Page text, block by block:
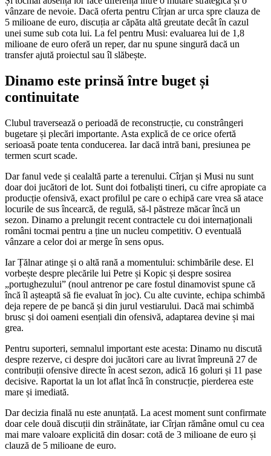
vânzare de nevoie. Dacă oferta pentru Cîrjan ar urca spre clauza de
5 milioane de euro, discuția ar căpăta altă greutate decât în cazul
unei sume sub cota lui. La fel pentru Musi: evaluarea lui de 1,8
milioane de euro oferă un reper, dar nu spune singură dacă un
transfer ajută proiectul sau îl slăbește.
Dinamo este prinsă între buget și
continuitate
Clubul traversează o perioadă de reconstrucție, cu constrângeri
bugetare și plecări importante. Asta explică de ce orice ofertă
serioasă poate tenta conducerea. Iar dacă intră bani, presiunea pe
termen scurt scade.
Dar fanul vede și cealaltă parte a terenului. Cîrjan și Musi nu sunt
doar doi jucători de lot. Sunt doi fotbaliști tineri, cu cifre apropiate ca
producție ofensivă, exact profilul pe care o echipă care vrea să atace
locurile de sus încearcă, de regulă, să-l păstreze măcar încă un
sezon. Dinamo a prelungit recent contractele cu doi internaționali
români tocmai pentru a ține un nucleu competitiv. O eventuală
vânzare a celor doi ar merge în sens opus.
Iar Țălnar atinge și o altă rană a momentului: schimbările dese. El
vorbește despre plecările lui Petre și Kopic și despre sosirea
„portughezului” (noul antrenor pe care fostul dinamovist spune că
încă îl așteaptă să fie evaluat în joc). Cu alte cuvinte, echipa schimbă
deja repere de pe bancă și din jurul vestiarului. Dacă mai schimbă
brusc și doi oameni esențiali din ofensivă, adaptarea devine și mai
grea.
Pentru suporteri, semnalul important este acesta: Dinamo nu discută
despre rezerve, ci despre doi jucători care au livrat împreună 27 de
contribuții ofensive directe în acest sezon, adică 16 goluri și 11 pase
decisive. Raportat la un lot aflat încă în construcție, pierderea este
mare și imediată.
Dar decizia finală nu este anunțată. La acest moment sunt confirmate
doar cele două discuții din străinătate, iar Cîrjan rămâne omul cu cea
mai mare valoare explicită din dosar: cotă de 3 milioane de euro și
clauză de 5 milioane de euro.